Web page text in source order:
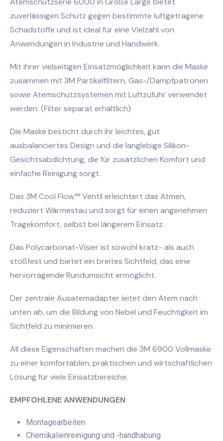
zuverlässigen Schutz gegen bestimmte luftgetragene
Schadstoffe und ist ideal für eine Vielzahl von
Anwendungen in Industrie und Handwerk.
Mit ihrer vielseitigen Einsatzmöglichkeit kann die Maske
zusammen mit 3M Partikelfiltern, Gas-/Dampfpatronen
sowie Atemschutzsystemen mit Luftzufuhr verwendet
werden. (Filter separat erhältlich)
Die Maske besticht durch ihr leichtes, gut
ausbalanciertes Design und die langlebige Silikon-
Gesichtsabdichtung, die für zusätzlichen Komfort und
einfache Reinigung sorgt.
Das 3M Cool Flow™ Ventil erleichtert das Atmen,
reduziert Wärmestau und sorgt für einen angenehmen
Tragekomfort, selbst bei längerem Einsatz.
Das Polycarbonat-Visier ist sowohl kratz- als auch
stoßfest und bietet ein breites Sichtfeld, das eine
hervorragende Rundumsicht ermöglicht.
Der zentrale Ausatemadapter leitet den Atem nach
unten ab, um die Bildung von Nebel und Feuchtigkeit im
Sichtfeld zu minimieren.
All diese Eigenschaften machen die 3M 6900 Vollmaske
zu einer komfortablen, praktischen und wirtschaftlichen
Lösung für viele Einsatzbereiche.
EMPFOHLENE ANWENDUNGEN
Montagearbeiten
Chemikalienreinigung und -handhabung